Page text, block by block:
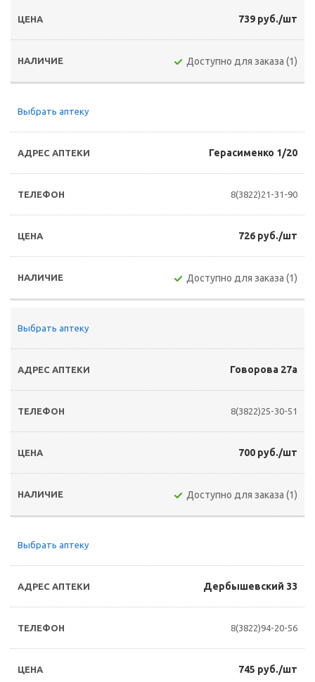
739 руб./шт
Доступно для заказа (1)
Выбрать аптеку
Герасименко 1/20
8(3822)21-31-90
726 руб./шт
Доступно для заказа (1)
Выбрать аптеку
Говорова 27а
8(3822)25-30-51
700 руб./шт
Доступно для заказа (1)
Выбрать аптеку
Дербышевский 33
8(3822)94-20-56
745 руб./шт